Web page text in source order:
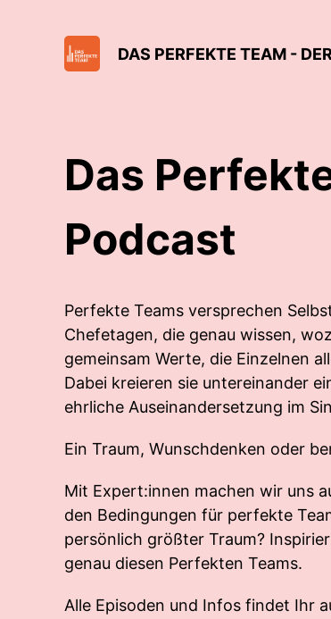
DAS PERFEKTE TEAM -
Das
Podcast
Perfekte Teams versprechen
Chefetagen, die genau wissen,
gemeinsam Werte, die Einzelnen
Dabei kreieren sie untereinander
ehrliche Auseinandersetzung im
Ein Traum, Wunschdenken oder
Mit Expert:innen machen wir uns
den Bedingungen für perfekte
persönlich größter Traum?
genau diesen Perfekten Teams.
Alle Episoden und Infos findet Ihr